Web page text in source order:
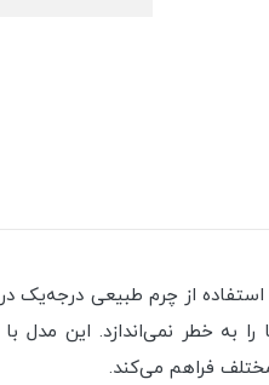
شده است. استفاده از چرم طبیعی
خطر نمی‌اندازد. این مدل